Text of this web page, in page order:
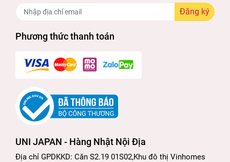
Đăng ký
Phương thức thanh toán
UNI JAPAN - Hàng Nhật Nội Địa
Địa chỉ GPDKKD: Căn S2.19 01S02,Khu đô thị Vinhomes